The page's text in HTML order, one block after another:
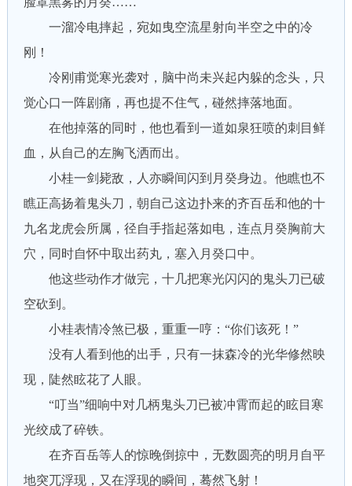
一溜冷电摔起，宛如曳空流星射向半空之中的冷
刚！
冷刚甫觉寒光袭对，脑中尚未兴起内躲的念头，只
觉心口一阵剧痛，再也提不住气，碰然摔落地面。
在他掉落的同时，他也看到一道如泉狂喷的刺目鲜
血，从自己的左胸飞洒而出。
小桂一剑毙敌，人亦瞬间闪到月癸身边。他瞧也不
瞧正高扬着鬼头刀，朝自己这边扑来的齐百岳和他的十
九名龙虎会所属，径自手指起落如电，连点月癸胸前大
穴，同时自怀中取出药丸，塞入月癸口中。
他这些动作才做完，十几把寒光闪闪的鬼头刀已破
空砍到。
小桂表情冷煞已极，重重一哼：“你们该死！”
没有人看到他的出手，只有一抹森冷的光华修然映
现，陡然眩花了人眼。
“叮当”细响中对几柄鬼头刀已被冲霄而起的眩目寒
光绞成了碎铁。
在齐百岳等人的惊晚倒掠中，无数圆亮的明月自平
地突兀浮现，又在浮现的瞬间，蓦然飞射！